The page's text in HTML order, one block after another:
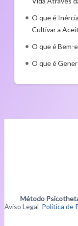
O que é
Cultivar a
O que é Bem-
O que é
Método
Aviso Legal Política de